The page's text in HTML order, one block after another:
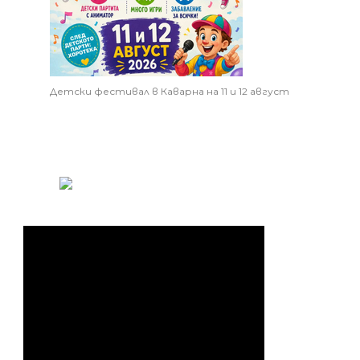
Детски фестивал в Каварна на 11 и 12 август